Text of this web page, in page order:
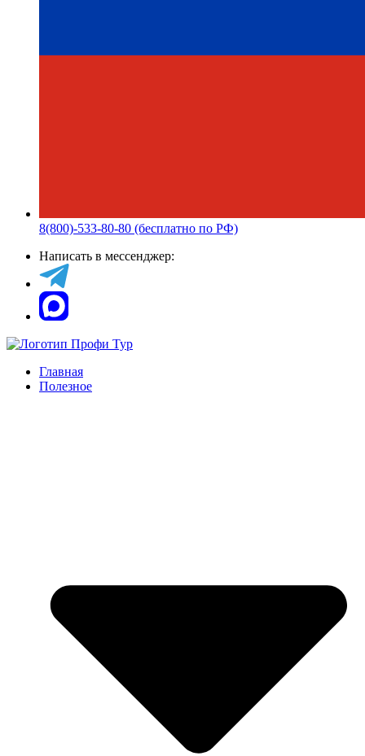
8(800)-533-80-80 (бесплатно по РФ)
Написать в мессенджер:
Главная
Полезное